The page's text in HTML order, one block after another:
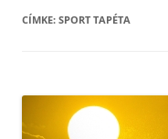
CÍMKE: SPORT TAPÉTA